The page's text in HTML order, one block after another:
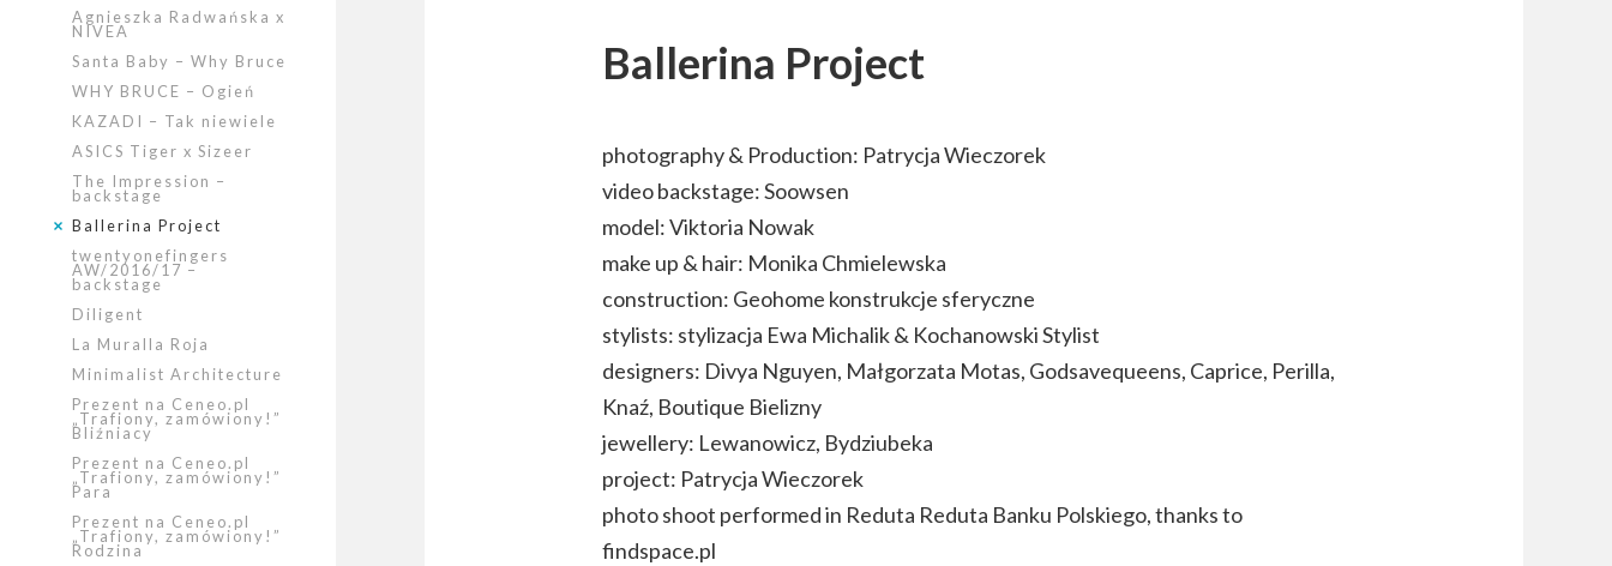
Agnieszka Radwańska x
NIVEA
Santa Baby – Why Bruce
WHY BRUCE – Ogień
KAZADI – Tak niewiele
ASICS Tiger x Sizeer
The Impression –
backstage
Ballerina Project
twentyonefingers
AW/2016/17 –
backstage
Diligent
La Muralla Roja
Minimalist Architecture
Prezent na Ceneo.pl
„Trafiony, zamówiony!”
Bliźniacy
Prezent na Ceneo.pl
„Trafiony, zamówiony!”
Para
Prezent na Ceneo.pl
„Trafiony, zamówiony!”
Rodzina
Ballerina Project
photography & Production: Patrycja Wieczorek
video backstage: Soowsen
model: Viktoria Nowak
make up & hair: Monika Chmielewska
construction: Geohome konstrukcje sferyczne
stylists: stylizacja Ewa Michalik & Kochanowski Stylist
designers: Divya Nguyen, Małgorzata Motas, Godsavequeens, Caprice, Perilla,
Knaź, Boutique Bielizny
jewellery: Lewanowicz, Bydziubeka
project: Patrycja Wieczorek
photo shoot performed in Reduta Reduta Banku Polskiego, thanks to
findspace.pl